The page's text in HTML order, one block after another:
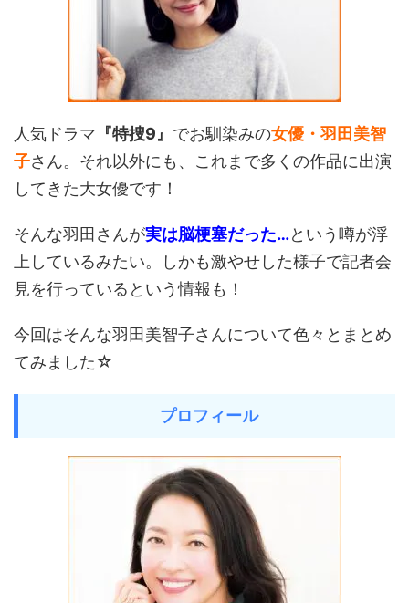
人気ドラマ 『特捜9』 でお馴染みの女優・羽田美智
子さん。それ以外にも、これまで多くの作品に出演
してきた大女優です！
そんな羽田さんが実は脳梗塞だった…という噂が浮
上しているみたい。しかも激やせした様子で記者会
見を行っているという情報も！
今回はそんな羽田美智子さんについて色々とまとめ
てみました☆
プロフィール